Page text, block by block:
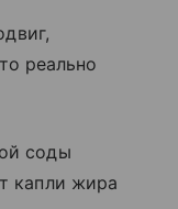
реально
соды
капли жира